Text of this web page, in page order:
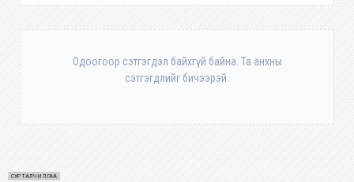
Одоогоор сэтгэгдэл байхгүй байна. Та анхны
сэтгэгдлийг бичээрэй.
СУРТАЛЧИЛГАА